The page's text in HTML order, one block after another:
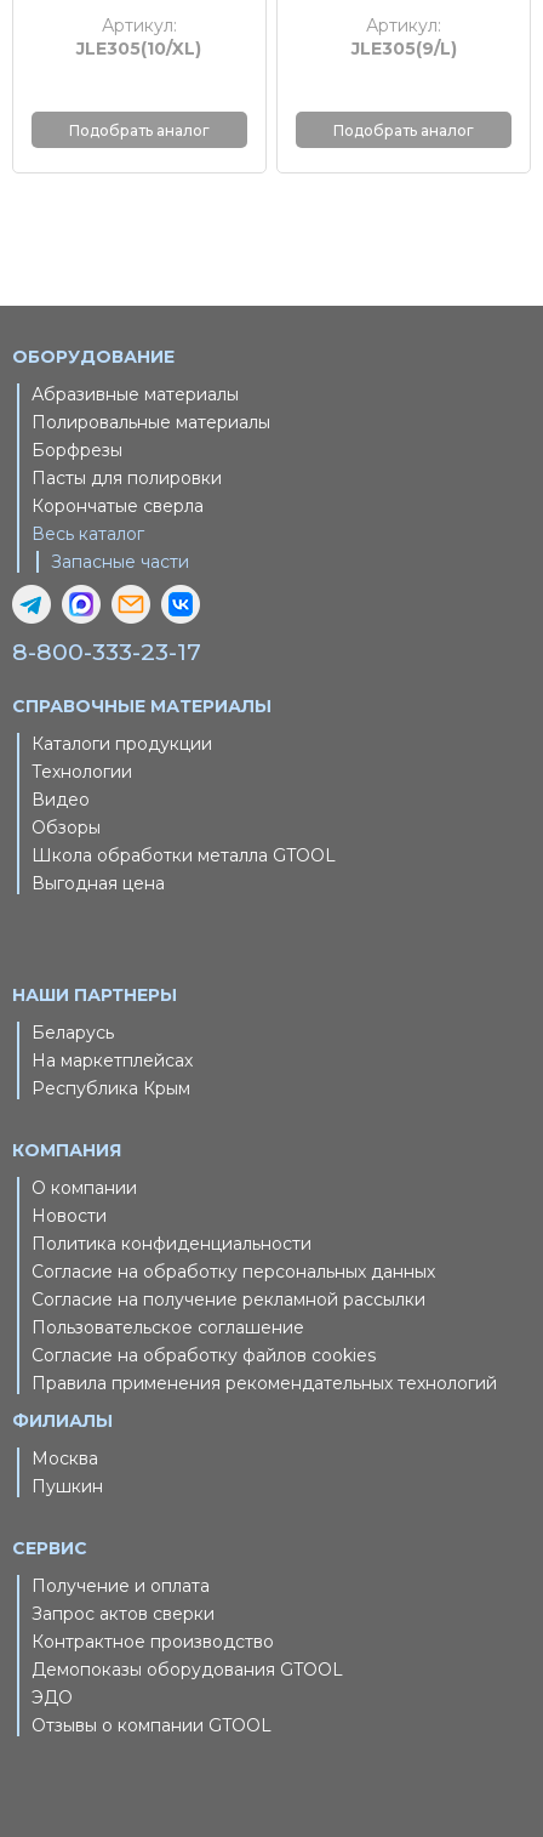
(12пар)
Артикул:
JLE305(10/XL)
Подобрать аналог
Артикул:
JLE305(9/L)
Подобрать аналог
ОБОРУДОВАНИЕ
Абразивные материалы
Полировальные материалы
Борфрезы
Пасты для полировки
Корончатые сверла
Весь каталог
Запасные части
8-800-333-23-17
СПРАВОЧНЫЕ МАТЕРИАЛЫ
Каталоги продукции
Технологии
Видео
Обзоры
Школа обработки металла GTOOL
Выгодная цена
НАШИ ПАРТНЕРЫ
Беларусь
На маркетплейсах
Республика Крым
КОМПАНИЯ
О компании
Новости
Политика конфиденциальности
Согласие на обработку персональных данных
Согласие на получение рекламной рассылки
Пользовательское соглашение
Согласие на обработку файлов cookies
Правила применения рекомендательных технологий
ФИЛИАЛЫ
Москва
Пушкин
СЕРВИС
Получение и оплата
Запрос актов сверки
Контрактное производство
Демопоказы оборудования GTOOL
ЭДО
Отзывы о компании GTOOL